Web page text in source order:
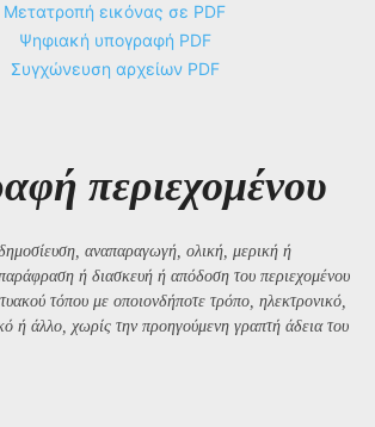
Μετατροπή εικόνας σε PDF
Ψηφιακή υπογραφή PDF
Συγχώνευση αρχείων PDF
περιεχομένου
αναπαραγωγή, ολική, μερική ή
ή διασκευή ή απόδοση του περιεχομένου
τόπου με οποιονδήποτε τρόπο, ηλεκτρονικό,
ή άλλο, χωρίς την προηγούμενη γραπτή άδεια του